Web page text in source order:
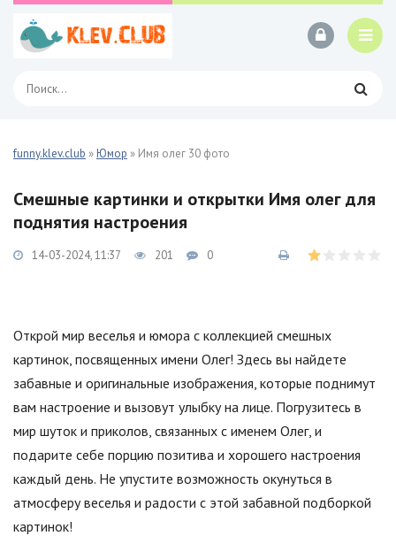
funny.klev.club »Юмор » Имя олег 30 фото
Смешные картинки и открытки Имя олег для
поднятия настроения
14-03-2024, 11:37 201 0
Открой мир веселья и юмора с коллекцией смешных
картинок, посвященных имени Олег! Здесь вы найдете
забавные и оригинальные изображения, которые поднимут
вам настроение и вызовут улыбку на лице. Погрузитесь в
мир шуток и приколов, связанных с именем Олег, и
подарите себе порцию позитива и хорошего настроения
каждый день. Не упустите возможность окунуться в
атмосферу веселья и радости с этой забавной подборкой
картинок!